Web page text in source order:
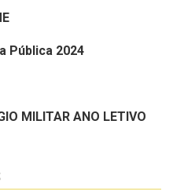
Pública 2024
MILITAR ANO LETIVO